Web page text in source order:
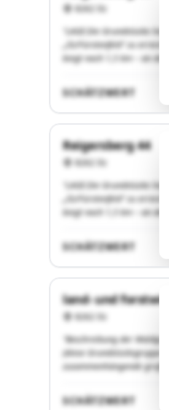
8262 Ilz
"LAGE:Die Grundstücke
„Ilz/Fürstenfeld“ zu
biegt nach 1,5 km – an
SCHÄTZWERT
Reigersberg 44
8262 Ilz
"LAGE:Die Grundstücke
„Ilz/Fürstenfeld“ zu
biegt nach 1,5 km – an
SCHÄTZWERT
land- und
8262 Ilz
"Beschreibung der
(diese Grundstücksgruppe
zusammenhängende
SCHÄTZWERT